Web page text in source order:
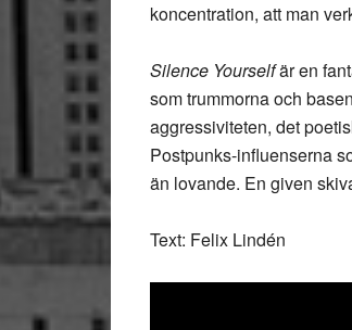
koncentration, att man
Silence Yourselfär en
som trummorna och
aggressiviteten, det
Postpunks-influenserna
än lovande. En given
Text: Felix Lindén